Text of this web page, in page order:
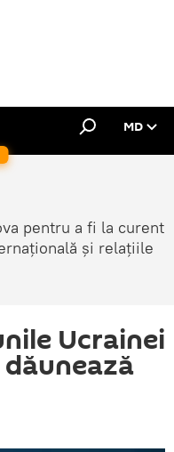
MD
pentru a fi la curent
și relațiile
Ucrainei